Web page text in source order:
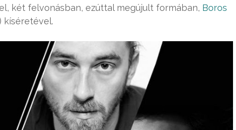
két felvonásban, ezúttal megújult formában, Boros
kíséretével.